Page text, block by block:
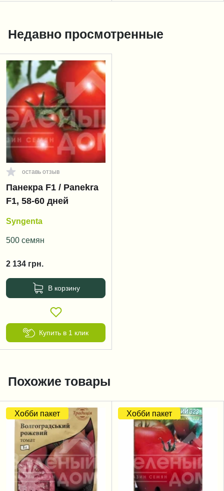
Недавно просмотренные
оставь отзыв
Панекра F1 / Panekra
F1, 58-60 дней
Syngenta
500 семян
2 134 грн.
В корзину
Купить в 1 клик
Похожие товары
Хобби пакет Хобби пакет